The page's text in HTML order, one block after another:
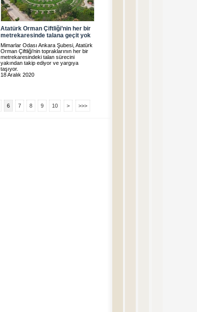
Atatürk Orman Çiftliği’nin her bir
metrekaresinde talana geçit yok
Mimarlar Odası Ankara Şubesi, Atatürk
Orman Çiftliği’nin topraklarının her bir
metrekaresindeki talan sürecini
yakından takip ediyor ve yargıya
taşıyor.
18 Aralık 2020
6 7 8 9 10 > >>>